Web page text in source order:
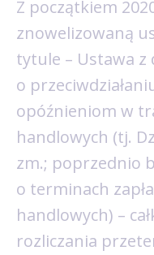
Z początkiem
znowelizowaną
tytule – Ustawa z
o
opóźnieniom w
handlowych (tj.
zm.; poprzednio
o terminach
handlowych) –
rozliczania